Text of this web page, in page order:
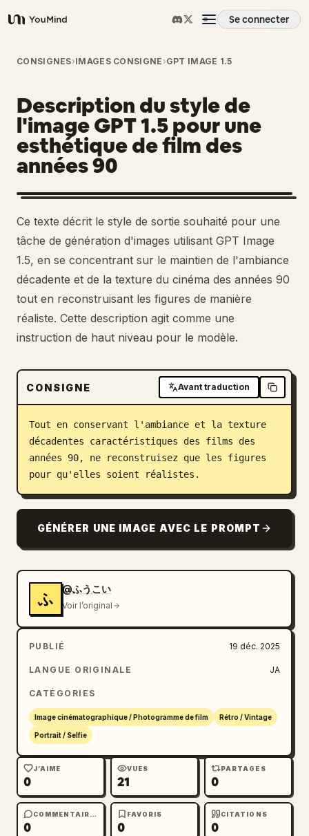
YouMind
Se connecter
Aperçu
Cas d'usage
Compétences
Invites
Tarifs
Télécharger
Blog
Mises à jour
CONSIGNES›IMAGES CONSIGNE ›GPT IMAGE 1.5
Description du style de
l'image GPT 1.5 pour une
esthétique de film des
années 90
Ce texte décrit le style de sortie souhaité pour une
tâche de génération d'images utilisant GPT Image
1.5, en se concentrant sur le maintien de l'ambiance
décadente et de la texture du cinéma des années 90
tout en reconstruisant les figures de manière
réaliste. Cette description agit comme une
instruction de haut niveau pour le modèle.
CONSIGNE Avant traduction
Tout en conservant l'ambiance et la texture
décadentes caractéristiques des films des
années 90, ne reconstruisez que les figures
pour qu'elles soient réalistes.
GÉNÉRER UNE IMAGE AVEC LE PROMPT
ふ
@ふうこい
Voir l’original
PUBLIÉ 19 déc. 2025
LANGUE ORIGINALE JA
CATÉGORIES
Image cinématographique / Photogramme de film Rétro / Vintage
Portrait / Selfie
J’AIME
0
VUES
21
PARTAGES
0
COMMENTAIRES
0
FAVORIS
0
CITATIONS
0